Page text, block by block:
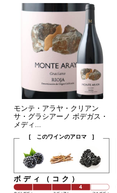
モンテ・アラヤ・クリアン
サ・グラシアーノ ボデガス・
メディ...
[ このワインのアロマ ]
ボディ（コク）